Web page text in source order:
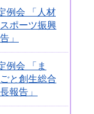
例会 「人材
ポーツ振興
」
例会 「ま
と創生総合
報告」